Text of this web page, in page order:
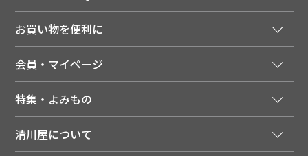
ご利用ガイド
領収書について
送料について
配達日について
返品について
お買い物を便利に
季節のカタログを無料でお届け
店舗・ECポイント共通アプリ
LINEお友だち登録
会員・マイページ
会員特典について
注文履歴
特集・よみもの
メディア掲載商品
清川屋について